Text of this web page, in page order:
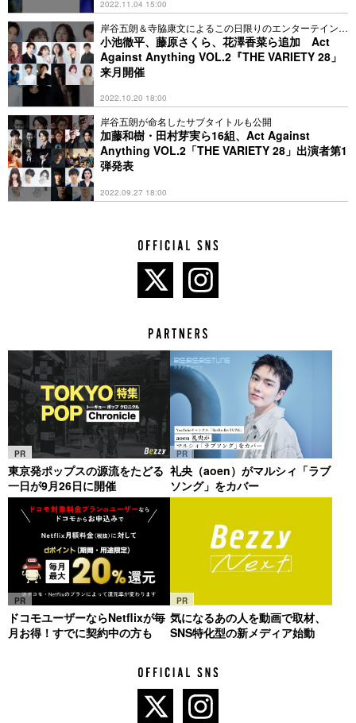
2022.11.04 15:00
岸谷五朗＆寺脇康文によるこの日限りのエンターテインメ
ントショー
小池徹平、藤原さくら、花澤香菜ら追加 Act
Against Anything VOL.2『THE VARIETY 28」
来月開催
2022.10.20 18:00
岸谷五朗が命名したサブタイトルも公開
加藤和樹・田村芽実ら16組、Act Against
Anything VOL.2「THE VARIETY 28」出演者第1
弾発表
2022.09.27 18:00
PR
東京発ポップスの源流をたどる
一日が9月26日に開催
PR
礼央（aoen）がマルシィ「ラブ
ソング」をカバー
PR
ドコモユーザーならNetflixが毎
月お得！すでに契約中の方も
PR
気になるあの人を動画で取材、
SNS特化型の新メディア始動